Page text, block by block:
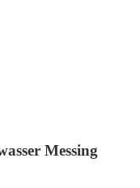
Messing